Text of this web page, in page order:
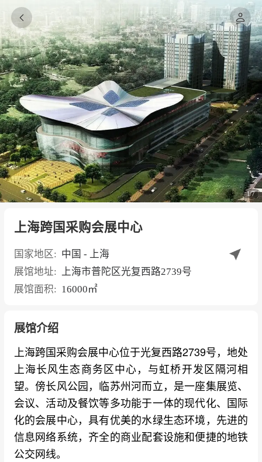
 
1/7
上海跨国采购会展中心
国家地区: 中国 - 上海
展馆地址: 上海市普陀区光复西路2739号
展馆面积: 16000㎡
展馆介绍
上海跨国采购会展中心位于光复西路2739号，地处
上海长风生态商务区中心，与虹桥开发区隔河相
望。傍长风公园，临苏州河而立，是一座集展览、
会议、活动及餐饮等多功能于一体的现代化、国际
化的会展中心，具有优美的水绿生态环境，先进的
信息网络系统，齐全的商业配套设施和便捷的地铁
公交网线。